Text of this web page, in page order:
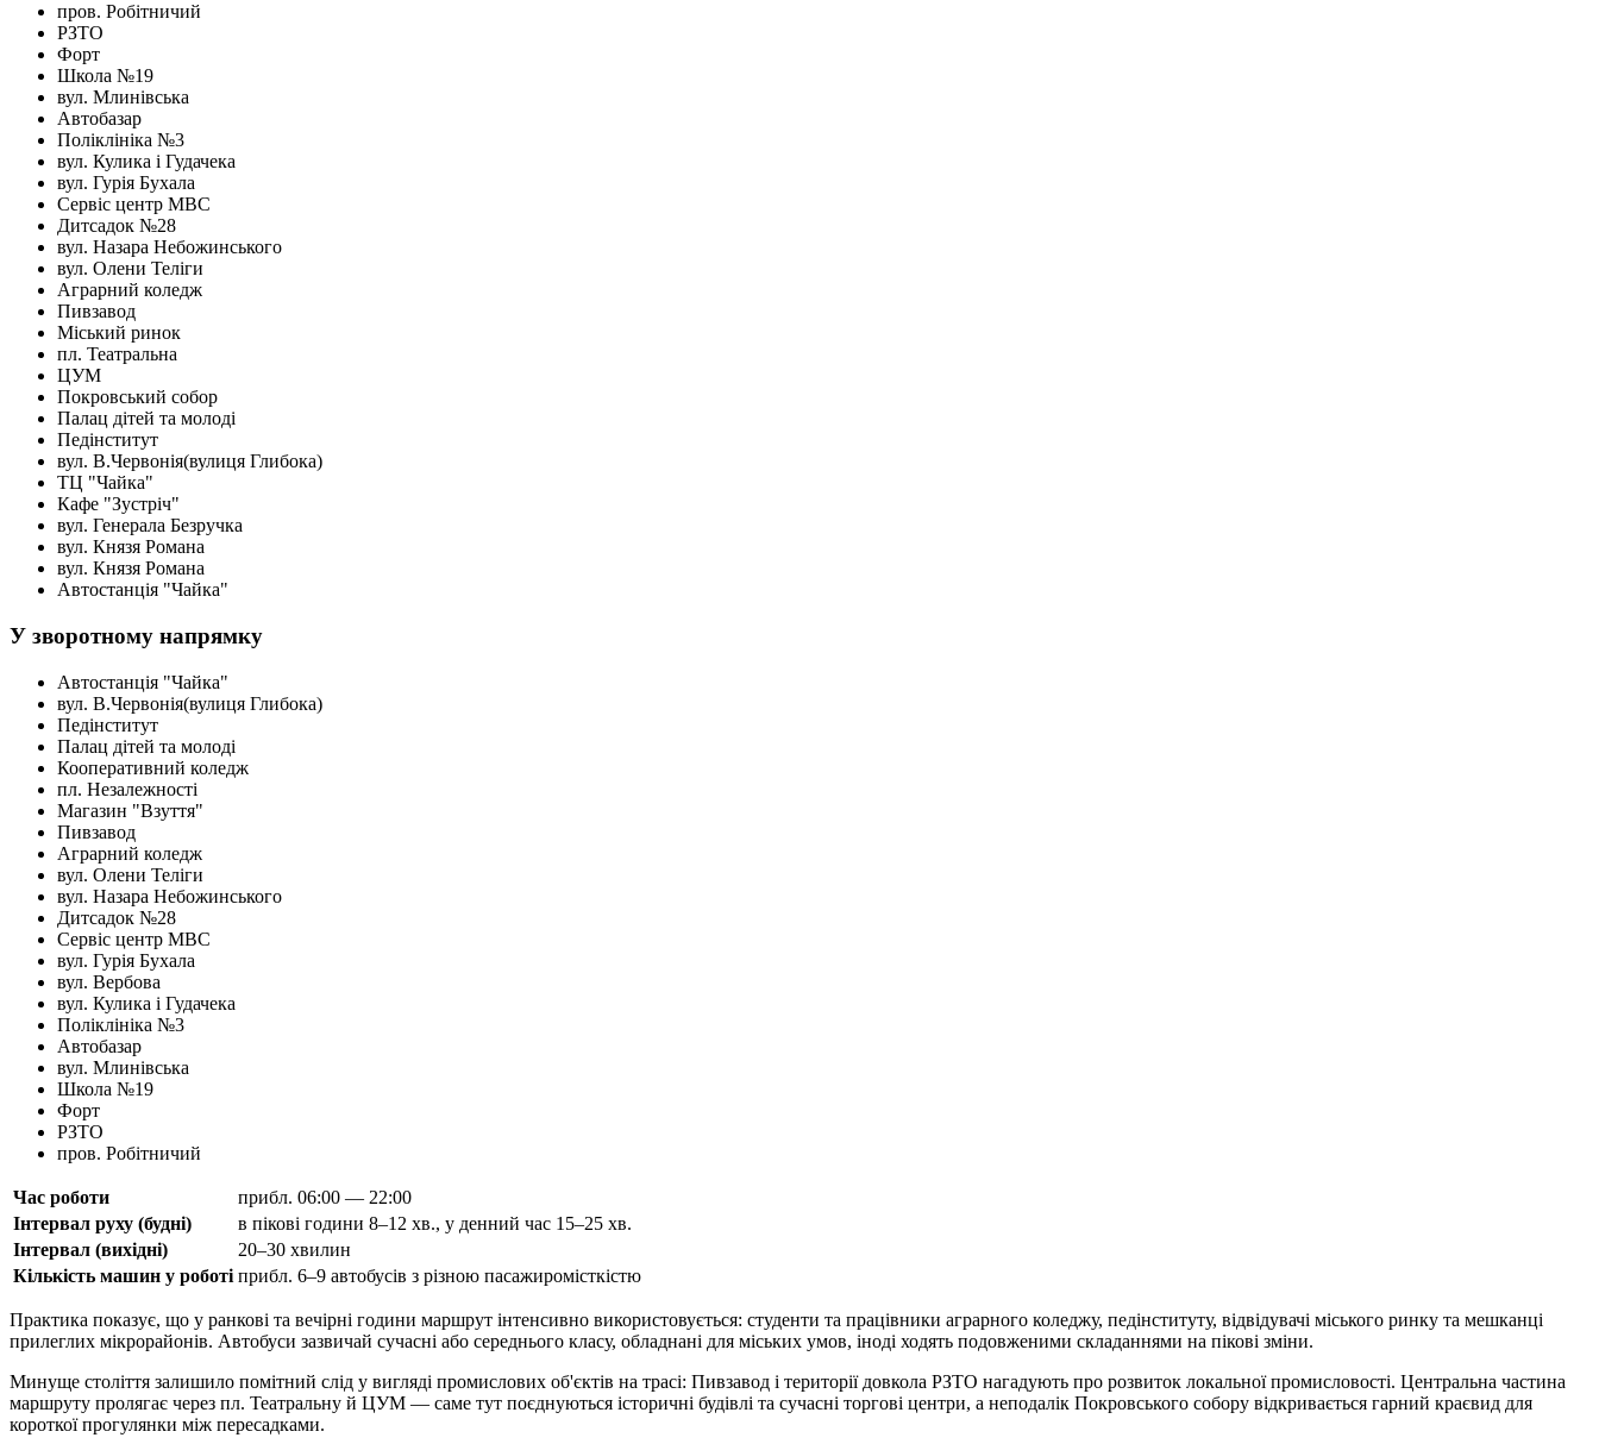
пров. Робітничий
РЗТО
Форт
Школа №19
вул. Млинівська
Автобазар
Поліклініка №3
вул. Кулика і Гудачека
вул. Гурія Бухала
Сервіс центр МВС
Дитсадок №28
вул. Назара Небожинського
вул. Олени Теліги
Аграрний коледж
Пивзавод
Міський ринок
пл. Театральна
ЦУМ
Покровський собор
Палац дітей та молоді
Педінститут
вул. В.Червонія(вулиця Глибока)
ТЦ "Чайка"
Кафе "Зустріч"
вул. Генерала Безручка
вул. Князя Романа
вул. Князя Романа
Автостанція "Чайка"
У зворотному напрямку
Автостанція "Чайка"
вул. В.Червонія(вулиця Глибока)
Педінститут
Палац дітей та молоді
Кооперативний коледж
пл. Незалежності
Магазин "Взуття"
Пивзавод
Аграрний коледж
вул. Олени Теліги
вул. Назара Небожинського
Дитсадок №28
Сервіс центр МВС
вул. Гурія Бухала
вул. Вербова
вул. Кулика і Гудачека
Поліклініка №3
Автобазар
вул. Млинівська
Школа №19
Форт
РЗТО
пров. Робітничий
Час роботи
прибл. 06:00 — 22:00
Інтервал руху (будні)
в пікові години 8–12 хв., у денний час 15–25 хв.
Інтервал (вихідні)
20–30 хвилин
Кількість машин у роботі прибл. 6–9 автобусів з різною пасажиромісткістю
Практика показує, що у ранкові та вечірні години маршрут інтенсивно використовується: студенти та працівники аграрного коледжу, педінституту, відвідувачі міського ринку та мешканці
прилеглих мікрорайонів. Автобуси зазвичай сучасні або середнього класу, обладнані для міських умов, іноді ходять подовженими складаннями на пікові зміни.
Минуще століття залишило помітний слід у вигляді промислових об'єктів на трасі: Пивзавод і території довкола РЗТО нагадують про розвиток локальної промисловості. Центральна частина
маршруту пролягає через пл. Театральну й ЦУМ — саме тут поєднуються історичні будівлі та сучасні торгові центри, а неподалік Покровського собору відкривається гарний краєвид для
короткої прогулянки між пересадками.